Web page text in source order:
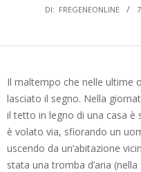
DI: FREGENEONLINE
Il maltempo che nelle ultime
lasciato il segno. Nella
il tetto in legno di una casa
è volato via, sfiorando un
uscendo da un’abitazione
stata una tromba d’aria